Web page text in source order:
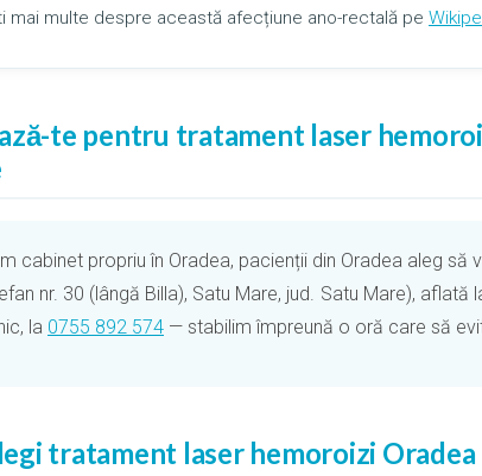
mai multe despre această afecțiune ano-rectală pe
te pentru tratament laser
cabinet propriu în Oradea, pacienții din Oradea aleg să
nr. 30 (lângă Billa), Satu Mare, jud. Satu Mare),
la 0755 892 574 — stabilim împreună o oră care să
tratament laser hemoroizi